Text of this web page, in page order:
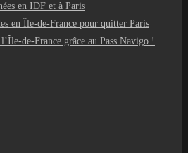
en IDF et à Paris
en Île-de-France pour quitter Paris
de-France grâce au Pass Navigo !